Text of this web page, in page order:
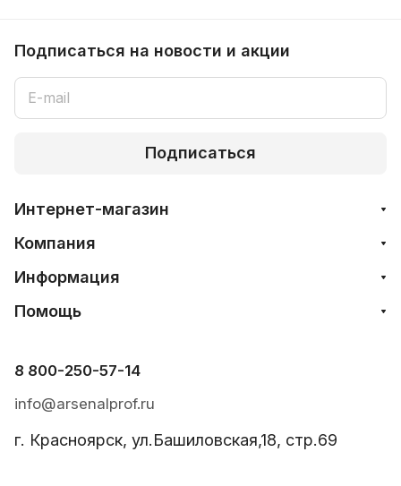
Подписаться на новости и акции
Подписаться
Интернет-магазин
Компания
Информация
Помощь
8 800-250-57-14
info@arsenalprof.ru
г. Красноярск, ул.Башиловская,18, стр.69